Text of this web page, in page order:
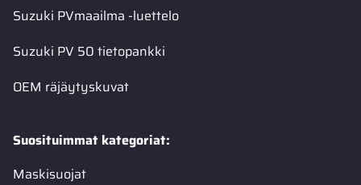
Suzuki PVmaailma -luettelo
Suzuki PV 50 tietopankki
OEM räjäytyskuvat
Suosituimmat kategoriat:
Maskisuojat